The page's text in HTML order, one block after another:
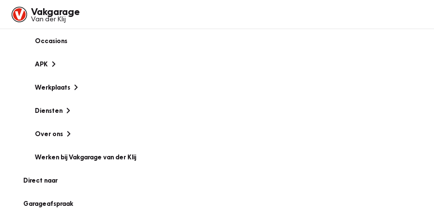
Vakgarage
Van der Klij
Occasions
APK
Werkplaats
Diensten
Over ons
Werken bij Vakgarage van der Klij
Direct naar
Garageafspraak